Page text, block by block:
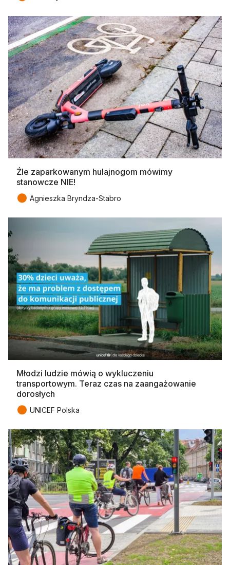
Źle zaparkowanym hulajnogom mówimy
stanowcze NIE!
● Agnieszka Bryndza-Stabro
Młodzi ludzie mówią o wykluczeniu
transportowym. Teraz czas na zaangażowanie
dorosłych
● UNICEF Polska